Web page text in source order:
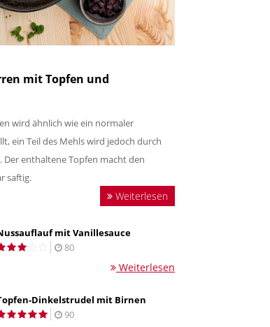
mit Topfen und
wird ähnlich wie ein normaler
ein Teil des Mehls wird jedoch durch
Der enthaltene Topfen macht den
saftig.
Weiterlesen
mit Vanillesauce
80
Weiterlesen
Dinkelstrudel mit Birnen
90